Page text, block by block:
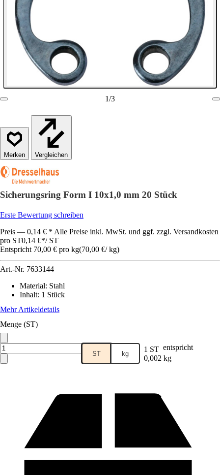
1/3
Vergleichen
Sicherungsring Form I 10x1,0 mm 20 Stück
Erste Bewertung schreiben
Preis — 0,14 € * Alle Preise inkl. MwSt. und ggf. zzgl. Versandkosten
pro ST0,14 €*/ ST
Entspricht 70,00 € pro kg(70,00 €/ kg)
Art.-Nr. 7633144
Material: Stahl
Inhalt: 1 Stück
Mehr Artikeldetails
Menge (ST)
ST kg 1 ST entspricht
0,002 kg